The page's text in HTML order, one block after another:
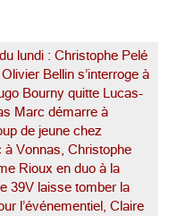
lundi : Christophe Pelé
Bellin s’interroge à
Bourny quitte Lucas-
Marc démarre à
de jeune chez
à Vonnas, Christophe
Rioux en duo à la
39V laisse tomber la
l’événementiel, Claire